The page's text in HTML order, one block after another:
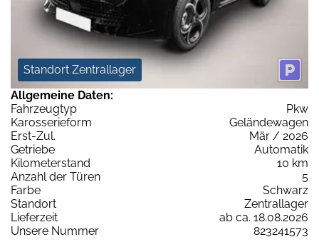
Standort Zentrallager
Allgemeine Daten:
Fahrzeugtyp
Pkw
Karosserieform
Geländewagen
Erst-Zul.
Mär / 2026
Getriebe
Automatik
Kilometerstand
10 km
Anzahl der Türen
5
Farbe
Schwarz
Standort
Zentrallager
Lieferzeit
ab ca. 18.08.2026
Unsere Nummer
823241573